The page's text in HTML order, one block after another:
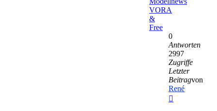
VORA
&
Free
0
Antworten
2997
Zugriffe
Letzter
Beitragvon
René